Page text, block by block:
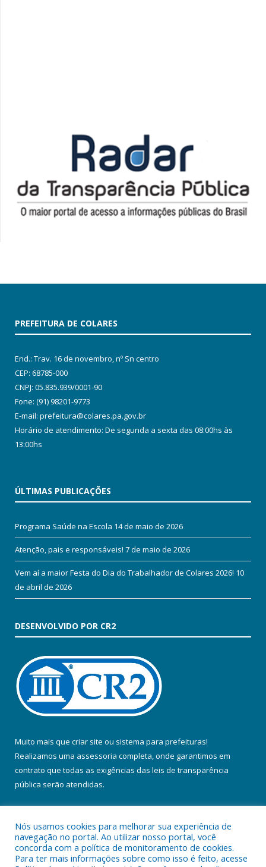
PREFEITURA DE COLARES
End.: Trav. 16 de novembro, nº Sn centro
CEP: 68785-000
CNPJ: 05.835.939/0001-90
Fone: (91) 98201-9773
E-mail: prefeitura@colares.pa.gov.br
Horário de atendimento: De segunda a sexta das 08:00hs às
13:00hs
ÚLTIMAS PUBLICAÇÕES
Programa Saúde na Escola 14 de maio de 2026
Atenção, pais e responsáveis! 7 de maio de 2026
Vem aí a maior Festa do Dia do Trabalhador de Colares 2026! 10
de abril de 2026
DESENVOLVIDO POR CR2
Muito mais que criar site ou sistema para prefeituras!
Realizamos uma assessoria completa, onde garantimos em
contrato que todas as exigências das leis de transparência
pública serão atendidas.
Nós usamos cookies para melhorar sua experiência de
navegação no portal. Ao utilizar nosso portal, você
concorda com a política de monitoramento de cookies.
Para ter mais informações sobre como isso é feito, acesse